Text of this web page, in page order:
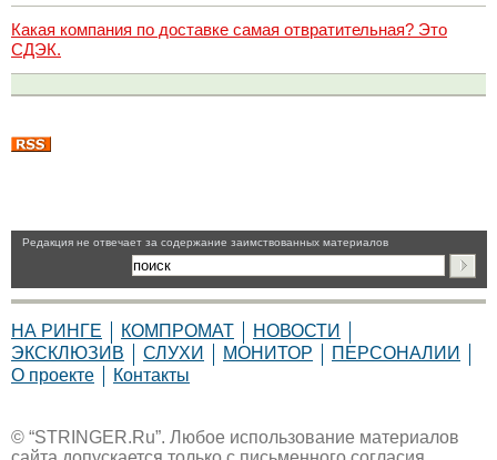
Какая компания по доставке самая отвратительная? Это
СДЭК.
Pедакция не отвечает за содержание заимствованных материалов
НА РИНГЕ КОМПРОМАТ
НОВОСТИ
ЭКСКЛЮЗИВ
СЛУХИ МОНИТОР
ПЕРСОНАЛИИ
О проекте
Контакты
© “STRINGER.Ru”. Любое использование материалов